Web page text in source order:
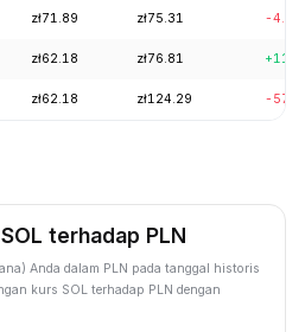
zł71.89 zł75.31 -
zł62.18 zł76.81
zł62.18 zł124.29 -
terhadap PLN
Anda dalam PLN pada tanggal historis
kurs SOL terhadap PLN dengan